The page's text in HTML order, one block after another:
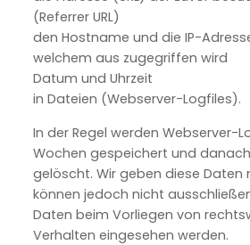
(Referrer URL)
den Hostname und die IP-
welchem aus zugegriffen wird
Datum und Uhrzeit
in Dateien (Webserver-Logfiles).
In der Regel werden Webserver-
Wochen gespeichert und
gelöscht. Wir geben diese Daten
können jedoch nicht
Daten beim Vorliegen von
Verhalten eingesehen werden.